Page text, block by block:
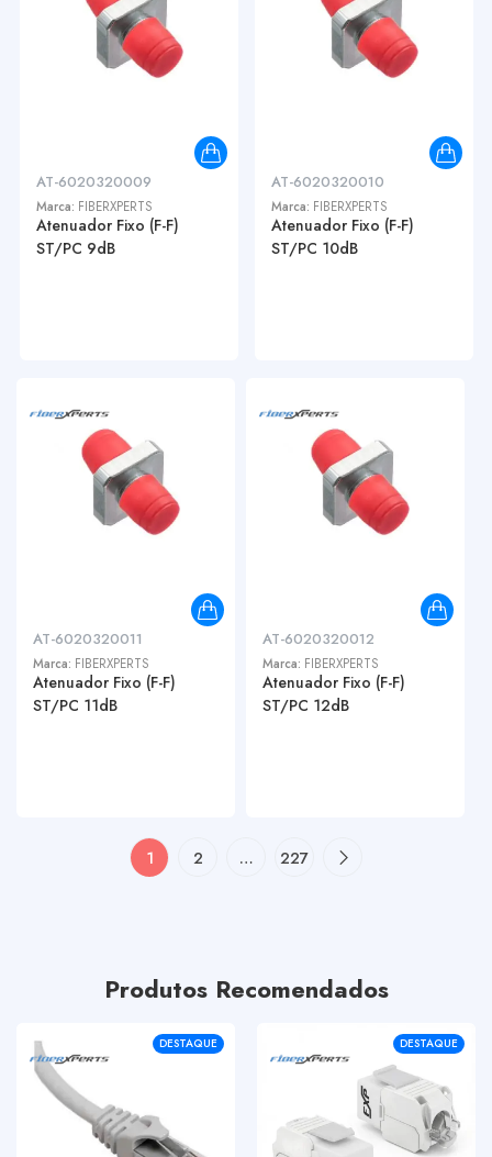
AT-6020320009
Marca: FIBERXPERTS
Atenuador Fixo (F-F)
ST/PC 9dB
AT-6020320010
Marca: FIBERXPERTS
Atenuador Fixo (F-F)
ST/PC 10dB
AT-6020320011
Marca: FIBERXPERTS
Atenuador Fixo (F-F)
ST/PC 11dB
AT-6020320012
Marca: FIBERXPERTS
Atenuador Fixo (F-F)
ST/PC 12dB
1 2 … 227
Produtos Recomendados
DESTAQUE DESTAQUE